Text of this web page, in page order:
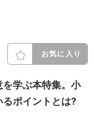
お気に入り
学ぶ本特集。小
ポイントとは?